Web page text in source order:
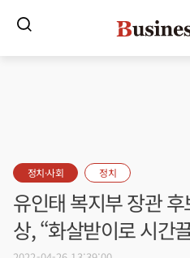
정치·사회 정치
유인태 복지부 장관
상, “화살받이로 시간